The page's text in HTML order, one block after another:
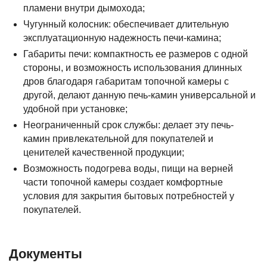
пламени внутри дымохода;
Чугунный колосник: обеспечивает длительную
эксплуатационную надежность печи-камина;
Габариты печи: компактность ее размеров с одной
стороны, и возможность использования длинных
дров благодаря габаритам топочной камеры с
другой, делают данную печь-камин универсальной и
удобной при установке;
Неограниченный срок службы: делает эту печь-
камин привлекательной для покупателей и
ценителей качественной продукции;
Возможность подогрева воды, пищи на верней
части топочной камеры создает комфортные
условия для закрытия бытовых потребностей у
покупателей.
Документы